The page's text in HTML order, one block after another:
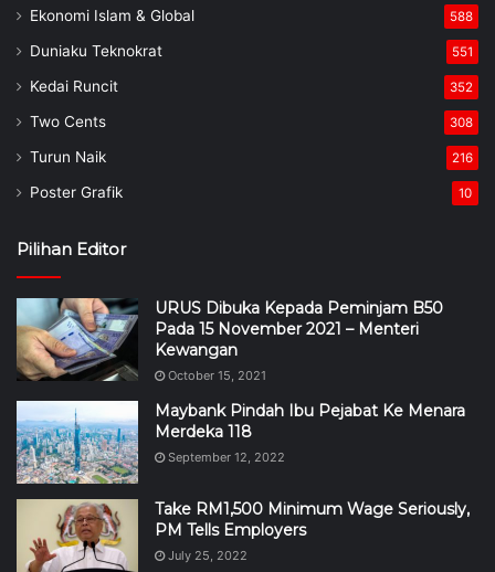
Ekonomi Islam & Global 588
Duniaku Teknokrat 551
Kedai Runcit 352
Two Cents 308
Turun Naik 216
Poster Grafik 10
Pilihan Editor
URUS Dibuka Kepada Peminjam B50
Pada 15 November 2021 – Menteri
Kewangan
October 15, 2021
Maybank Pindah Ibu Pejabat Ke Menara
Merdeka 118
September 12, 2022
Take RM1,500 Minimum Wage Seriously,
PM Tells Employers
July 25, 2022